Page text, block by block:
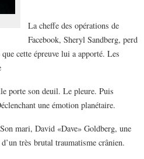
La cheffe des opérations de
Facebook, Sheryl Sandberg, perd
cette épreuve lui a apporté. Les
porte son deuil. Le pleure. Puis
une émotion planétaire.
mari, David «Dave» Goldberg, une
très brutal traumatisme crânien.